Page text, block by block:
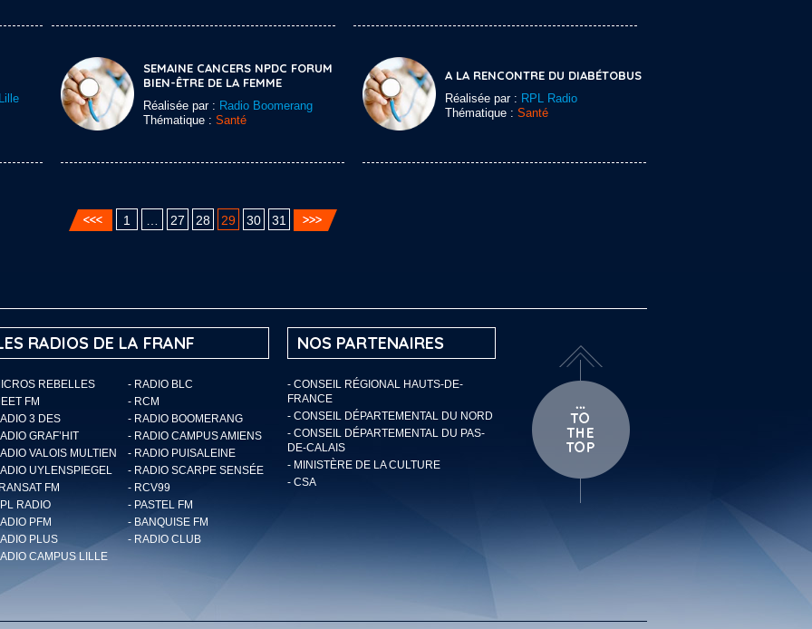
SEMAINE CANCERS NPDC FORUM
BIEN-ÊTRE DE LA FEMME
Réalisée par : Radio Boomerang
Thématique : Santé
A LA RENCONTRE DU DIABÉTOBUS
Réalisée par : RPL Radio
Thématique : Santé
1 27 28 29 30 31
RADIOS DE LA FRANF
REBELLES
- RADIO BLC
FM
- RCM
3 DES
- RADIO BOOMERANG
GRAF’HIT
- RADIO CAMPUS AMIENS
VALOIS MULTIEN
- RADIO PUISALEINE
UYLENSPIEGEL
- RADIO SCARPE SENSÉE
FM
- RCV99
RADIO
- PASTEL FM
PFM
- BANQUISE FM
PLUS
- RADIO CLUB
CAMPUS LILLE
NOS PARTENAIRES
- CONSEIL RÉGIONAL HAUTS-DE-
FRANCE
- CONSEIL DÉPARTEMENTAL DU NORD
- CONSEIL DÉPARTEMENTAL DU PAS-
DE-CALAIS
- MINISTÈRE DE LA CULTURE
- CSA